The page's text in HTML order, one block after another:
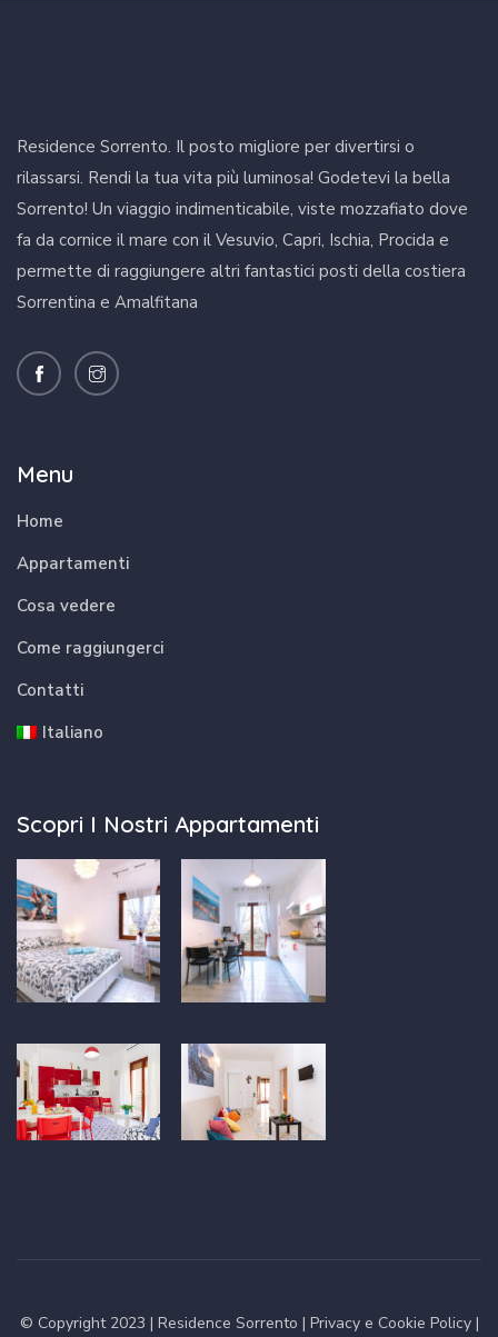
Residence Sorrento. Il posto migliore per divertirsi o
rilassarsi. Rendi la tua vita più luminosa! Godetevi la bella
Sorrento! Un viaggio indimenticabile, viste mozzafiato dove
fa da cornice il mare con il Vesuvio, Capri, Ischia, Procida e
permette di raggiungere altri fantastici posti della costiera
Sorrentina e Amalfitana
Menu
Home
Appartamenti
Cosa vedere
Come raggiungerci
Contatti
Italiano
Scopri I Nostri Appartamenti
© Copyright 2023 | Residence Sorrento | Privacy e Cookie Policy|